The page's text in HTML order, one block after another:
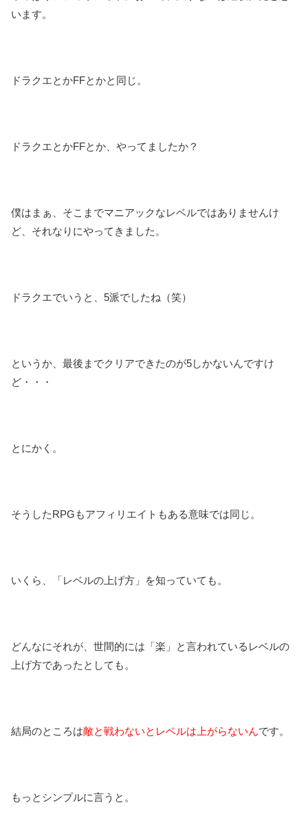
います。
ドラクエとかFFとかと同じ。
ドラクエとかFFとか、やってましたか？
僕はまぁ、そこまでマニアックなレベルではありませんけ
ど、それなりにやってきました。
ドラクエでいうと、5派でしたね（笑）
というか、最後までクリアできたのが5しかないんですけ
ど・・・
とにかく。
そうしたRPGもアフィリエイトもある意味では同じ。
いくら、「レベルの上げ方」を知っていても。
どんなにそれが、世間的には「楽」と言われているレベルの
上げ方であったとしても。
結局のところは敵と戦わないとレベルは上がらないんです。
もっとシンプルに言うと。